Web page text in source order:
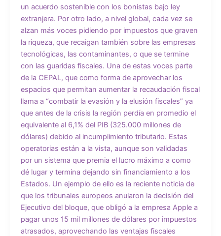
un acuerdo sostenible con los bonistas bajo ley
extranjera. Por otro lado, a nivel global, cada vez se
alzan más voces pidiendo por impuestos que graven
la riqueza, que recaigan también sobre las empresas
tecnológicas, las contaminantes, o que se termine
con las guaridas fiscales. Una de estas voces parte
de la CEPAL, que como forma de aprovechar los
espacios que permitan aumentar la recaudación fiscal
llama a “combatir la evasión y la elusión fiscales” ya
que antes de la crisis la región perdía en promedio el
equivalente al 6,1% del PIB (325.000 millones de
dólares) debido al incumplimiento tributario. Estas
operatorias están a la vista, aunque son validadas
por un sistema que premia el lucro máximo a como
dé lugar y termina dejando sin financiamiento a los
Estados. Un ejemplo de ello es la reciente noticia de
que los tribunales europeos anularon la decisión del
Ejecutivo del bloque, que obligó a la empresa Apple a
pagar unos 15 mil millones de dólares por impuestos
atrasados, aprovechando las ventajas fiscales